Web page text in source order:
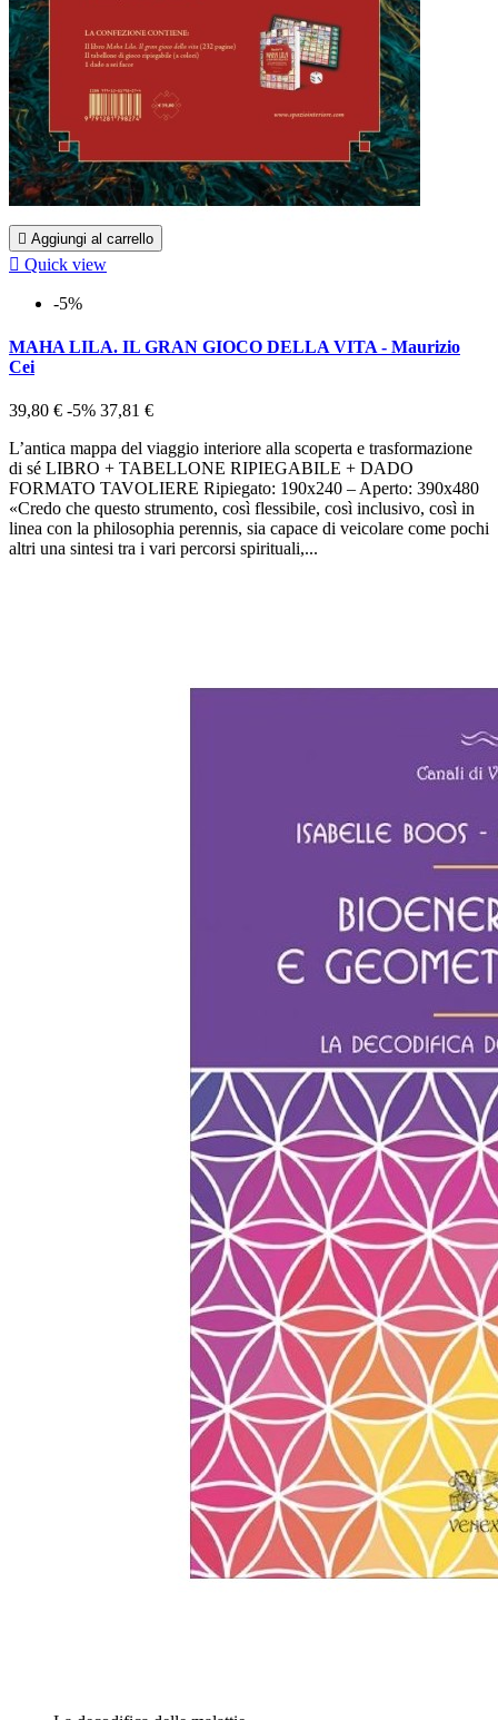
 Aggiungi al carrello
 Quick view
-5%
MAHA LILA. IL GRAN GIOCO DELLA VITA - Maurizio
Cei
39,80 € -5% 37,81 €
L’antica mappa del viaggio interiore alla scoperta e trasformazione
di sé LIBRO + TABELLONE RIPIEGABILE + DADO
FORMATO TAVOLIERE Ripiegato: 190x240 – Aperto: 390x480
«Credo che questo strumento, così flessibile, così inclusivo, così in
linea con la philosophia perennis, sia capace di veicolare come pochi
altri una sintesi tra i vari percorsi spirituali,...